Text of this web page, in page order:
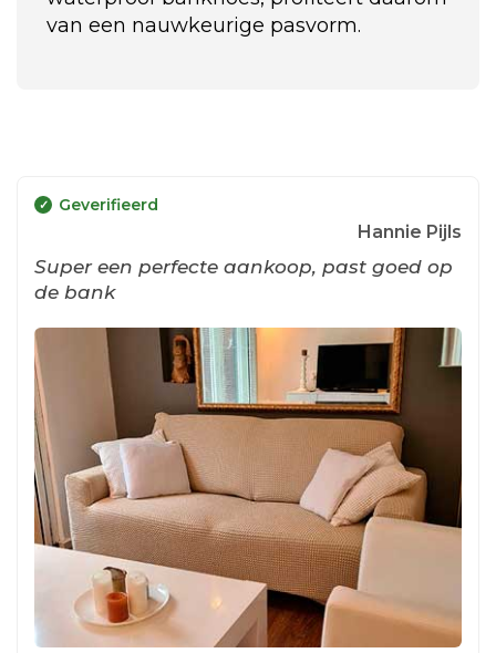
van een nauwkeurige pasvorm.
Geverifieerd
Hannie Pijls
Super een perfecte aankoop, past goed op
de bank